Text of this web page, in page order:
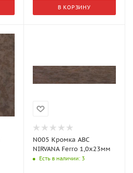
В КОРЗИНУ
N005 Кромка АВС
NIRVANA Ferro 1,0х23мм
Есть в наличии: 3